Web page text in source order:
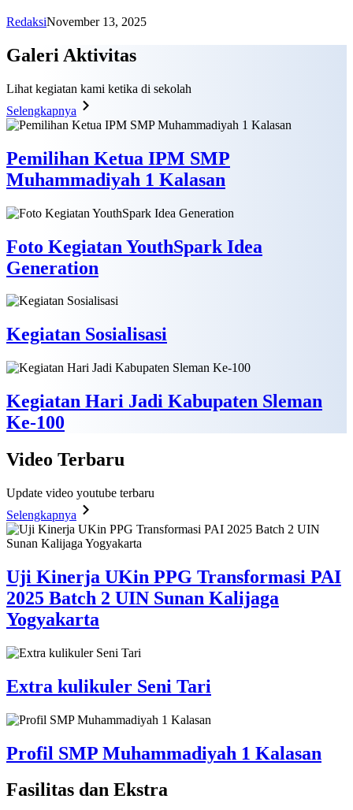
RedaksiNovember 13, 2025
Galeri Aktivitas
Lihat kegiatan kami ketika di sekolah
Selengkapnya
Pemilihan Ketua IPM SMP
Muhammadiyah 1 Kalasan
Foto Kegiatan YouthSpark Idea
Generation
Kegiatan Sosialisasi
Kegiatan Hari Jadi Kabupaten Sleman
Ke-100
Video Terbaru
Update video youtube terbaru
Selengkapnya
Uji Kinerja UKin PPG Transformasi PAI
2025 Batch 2 UIN Sunan Kalijaga
Yogyakarta
Extra kulikuler Seni Tari
Profil SMP Muhammadiyah 1 Kalasan
Fasilitas dan Ekstra